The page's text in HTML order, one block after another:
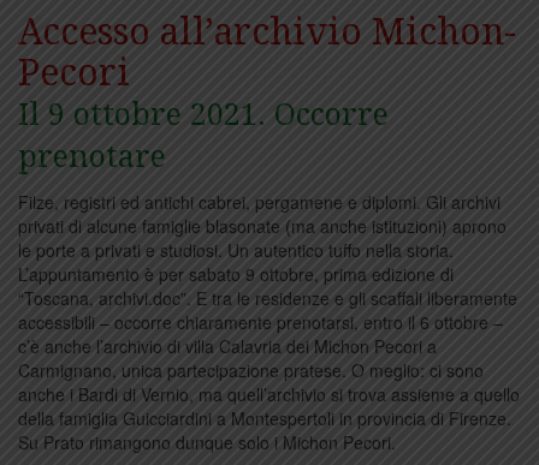
Accesso all’archivio Michon-
Pecori
Il 9 ottobre 2021. Occorre
prenotare
Filze, registri ed antichi cabrei, pergamene e diplomi. Gli archivi
privati di alcune famiglie blasonate (ma anche istituzioni) aprono
le porte a privati e studiosi. Un autentico tuffo nella storia.
L’appuntamento è per sabato 9 ottobre, prima edizione di
“Toscana, archivi.doc”. E tra le residenze e gli scaffali liberamente
accessibili – occorre chiaramente prenotarsi, entro il 6 ottobre –
c’è anche l’archivio di villa Calavria dei Michon Pecori a
Carmignano, unica partecipazione pratese. O meglio: ci sono
anche i Bardi di Vernio, ma quell’archivio si trova assieme a quello
della famiglia Guicciardini a Montespertoli in provincia di Firenze.
Su Prato rimangono dunque solo i Michon Pecori.